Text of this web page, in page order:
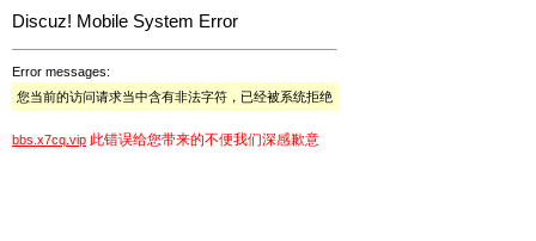
Discuz! Mobile System Error
Error messages:
您当前的访问请求当中含有非法字符，已经被系统拒绝
bbs.x7cq.vip 此错误给您带来的不便我们深感歉意